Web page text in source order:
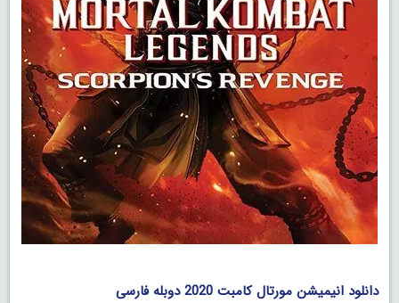
دانلود انیمیشن مورتال کامبت 2020 دوبله فارسی